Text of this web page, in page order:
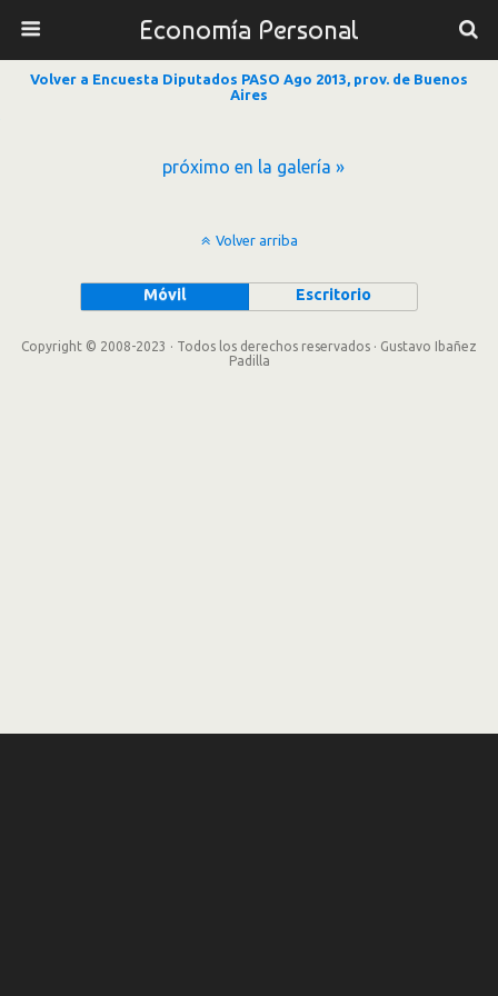
Economía Personal
Volver a Encuesta Diputados PASO Ago 2013, prov. de Buenos
Aires
próximo en la galería »
Volver arriba
Móvil Escritorio
Copyright © 2008-2023 · Todos los derechos reservados · Gustavo Ibañez
Padilla